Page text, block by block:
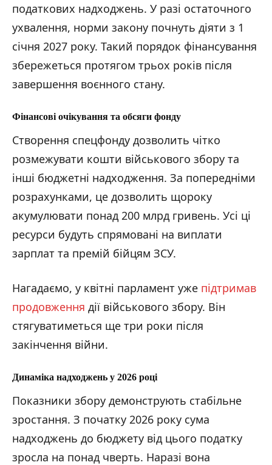
податкових надходжень. У разі остаточного
ухвалення, норми закону почнуть діяти з 1
січня 2027 року. Такий порядок фінансування
збережеться протягом трьох років після
завершення воєнного стану.
Фінансові очікування та обсяги фонду
Створення спецфонду дозволить чітко
розмежувати кошти військового збору та
інші бюджетні надходження. За попередніми
розрахунками, це дозволить щороку
акумулювати понад 200 млрд гривень. Усі ці
ресурси будуть спрямовані на виплати
зарплат та премій бійцям ЗСУ.
Нагадаємо, у квітні парламент уже підтримав
продовження дії військового збору. Він
стягуватиметься ще три роки після
закінчення війни.
Динаміка надходжень у 2026 році
Показники збору демонструють стабільне
зростання. З початку 2026 року сума
надходжень до бюджету від цього податку
зросла на понад чверть. Наразі вона